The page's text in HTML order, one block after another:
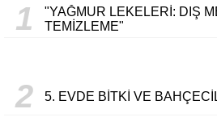
1
"YAĞMUR LEKELERI: DIŞ
TEMIZLEME"
2 5. EVDE BITKI VE